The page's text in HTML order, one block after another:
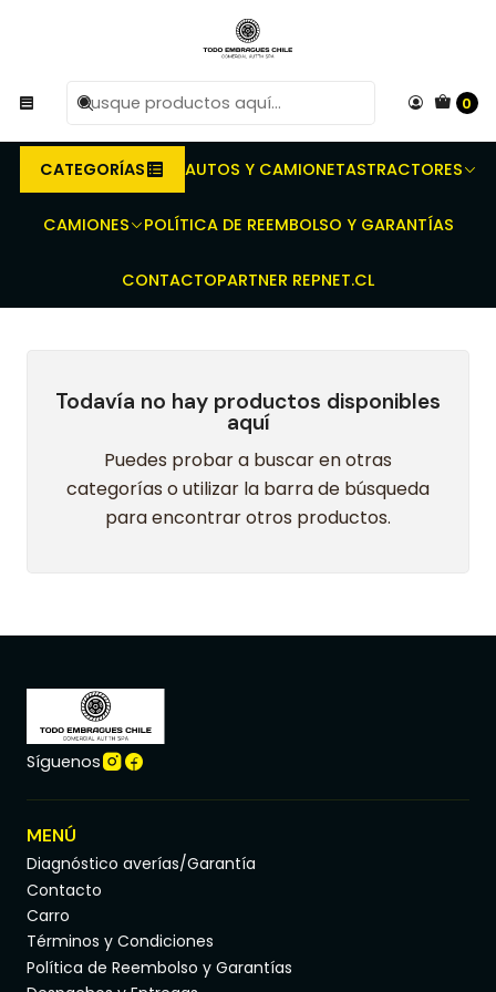
0
CATEGORÍAS AUTOS Y CAMIONETASTRACTORES
CAMIONES POLÍTICA DE REEMBOLSO Y GARANTÍAS
CONTACTOPARTNER REPNET.CL
Compra antes de las 10 AM de Lunes a Viernes y
entregaremos al transporte en un máximo de 24 hrs hábiles.
Inicio
Rodamientos - Kit completo
Chevrolet
Todavía no hay productos disponibles
aquí
Puedes probar a buscar en otras
categorías o utilizar la barra de búsqueda
para encontrar otros productos.
Síguenos
MENÚ
Diagnóstico averías/Garantía
Contacto
Carro
Términos y Condiciones
Política de Reembolso y Garantías